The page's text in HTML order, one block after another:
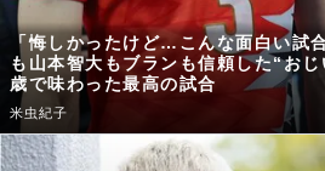
「悔しかったけど…こんな面白い試
も山本智大もブランも信頼した“お
歳で味わった最高の試合
米虫紀子